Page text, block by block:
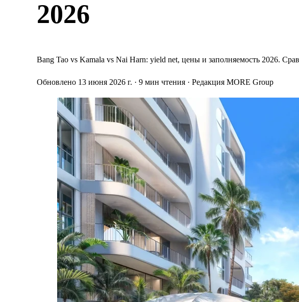
2026
Bang Tao vs Kamala vs Nai Harn: yield net, цены и заполняемость 2026.
Обновлено 13 июня 2026 г. · 9 мин чтения · Редакция MORE Group